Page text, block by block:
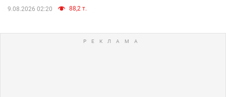
9.08.2026 02:20 88,2 т.